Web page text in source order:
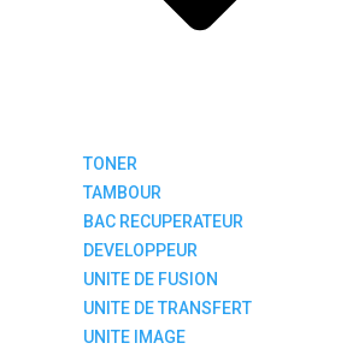
TONER
TAMBOUR
BAC RECUPERATEUR
DEVELOPPEUR
UNITE DE FUSION
UNITE DE TRANSFERT
UNITE IMAGE